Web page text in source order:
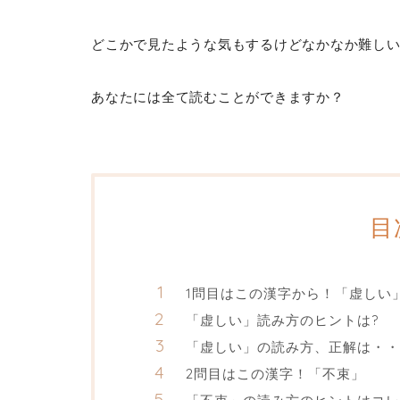
どこかで見たような気もするけどなかなか難し
あなたには全て読むことができますか？
目
1問目はこの漢字から！「虚しい」
「虚しい」読み方のヒントは?
「虚しい」の読み方、正解は・・
2問目はこの漢字！「不束」